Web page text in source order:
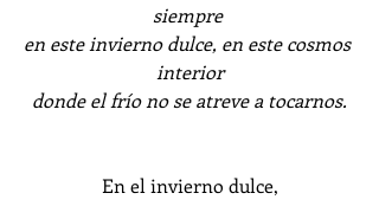
siempre
en este invierno dulce, en este cosmos
interior
donde el frío no se atreve a tocarnos.
En el invierno dulce,